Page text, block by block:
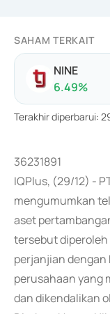
SAHAM TERKAIT
NINE
6.49%
Terakhir diperbarui:
36231891
IQPlus, (29/12) -
mengumumkan
aset
tersebut
perjanjian dengan
perusahaan yang
dan dikendalikan